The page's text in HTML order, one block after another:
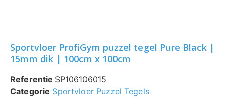
Sportvloer ProfiGym puzzel tegel Pure Black |
15mm dik | 100cm x 100cm
Referentie SP106106015
Categorie Sportvloer Puzzel Tegels